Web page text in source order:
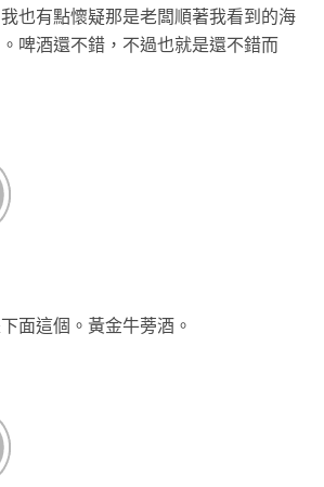
我也有點懷疑那是老闆順著我看到的海
啤酒還不錯，不過也就是還不錯而
面這個。黃金牛蒡酒。